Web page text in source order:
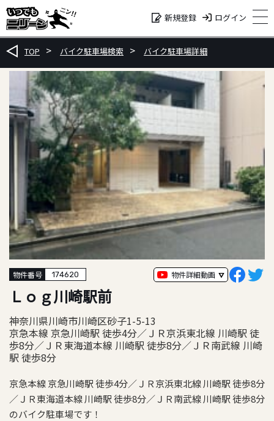
新規登録 ログイン
TOP バイク駐車場検索 バイク駐車場詳細
物件番号 174620 物件詳細動画
Ｌｏｇ川崎駅前
神奈川県川崎市川崎区砂子1-5-13
京急本線 京急川崎駅 徒歩4分／ＪＲ京浜東北線 川崎駅 徒
歩8分／ＪＲ東海道本線 川崎駅 徒歩8分／ＪＲ南武線 川崎
駅 徒歩8分
京急本線 京急川崎駅 徒歩4分／ＪＲ京浜東北線 川崎駅 徒歩8分
／ＪＲ東海道本線 川崎駅 徒歩8分／ＪＲ南武線 川崎駅 徒歩8分
のバイク駐車場です！